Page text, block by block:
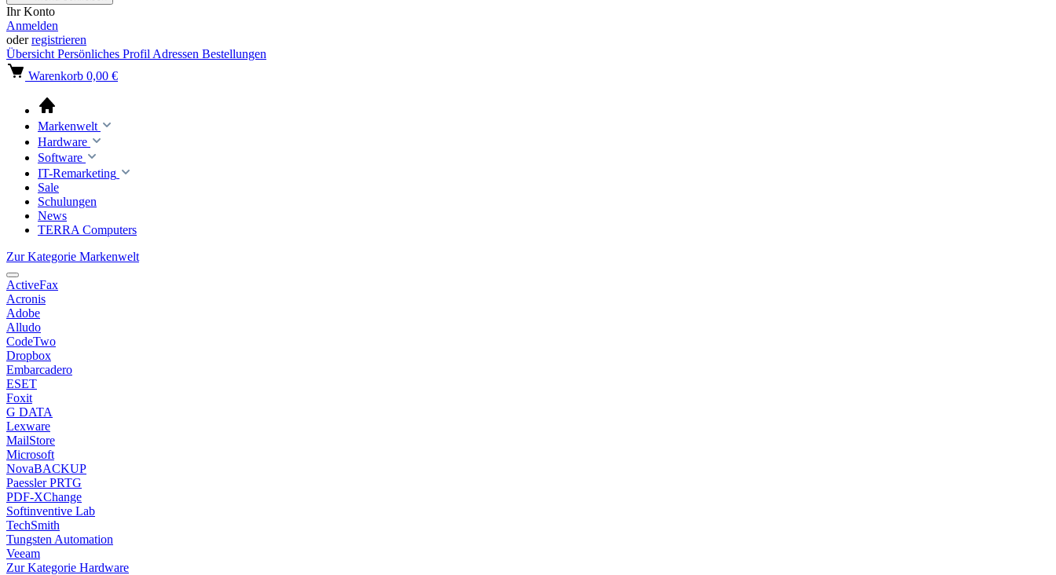
Ihr Konto
Anmelden
oderregistrieren
Übersicht Persönliches Profil Adressen Bestellungen
Warenkorb 0,00 €
Markenwelt
Hardware
Software
IT-Remarketing
Sale
Schulungen
News
TERRA Computers
Zur Kategorie Markenwelt
ActiveFax
Acronis
Adobe
Alludo
CodeTwo
Dropbox
Embarcadero
ESET
Foxit
G DATA
Lexware
MailStore
Microsoft
NovaBACKUP
Paessler PRTG
PDF-XChange
Softinventive Lab
TechSmith
Tungsten Automation
Veeam
Zur Kategorie Hardware